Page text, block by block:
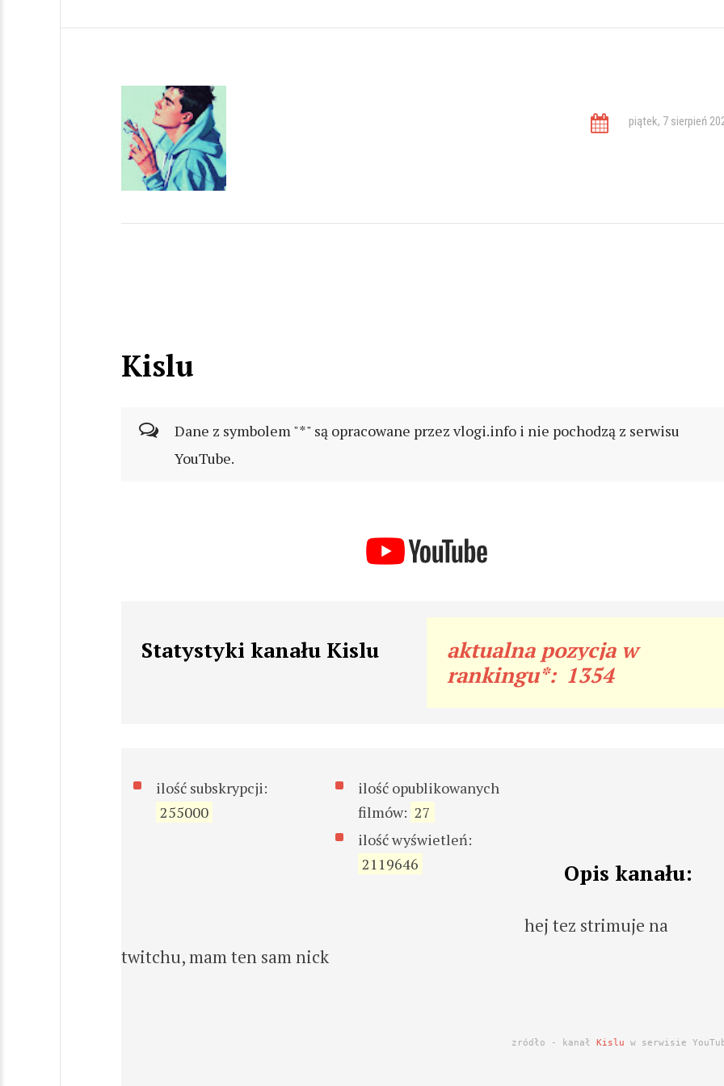
piątek, 7 sierpień
Kislu
Dane z symbolem "*" są opracowane przez vlogi.info i nie pochodzą z serwisu
YouTube.
Statystyki kanału Kislu
aktualna pozycja w
rankingu*: 1354
ilość subskrypcji:
255000
ilość opublikowanych
filmów: 27
ilość wyświetleń:
2119646
Opis kanału:
hej tez strimuje na
twitchu, mam ten sam nick
zródło - kanałKislu w serwisie